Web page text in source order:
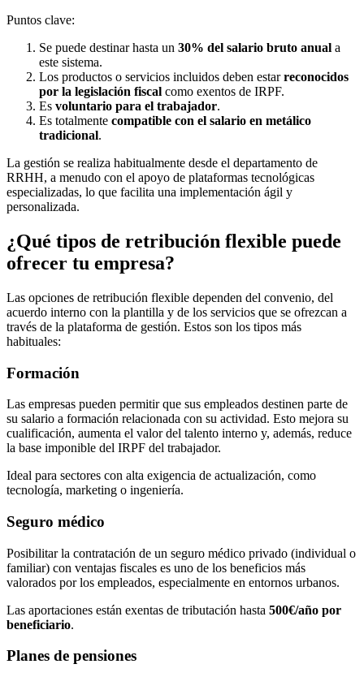
Puntos clave:
Se puede destinar hasta un 30% del salario bruto anual a
este sistema.
Los productos o servicios incluidos deben estarreconocidos
por la legislación fiscal como exentos de IRPF.
Es voluntario para el trabajador.
Es totalmente compatible con el salario en metálico
tradicional.
La gestión se realiza habitualmente desde el departamento de
RRHH, a menudo con el apoyo de plataformas tecnológicas
especializadas, lo que facilita una implementación ágil y
personalizada.
¿Qué tipos de retribución flexible puede
ofrecer tu empresa?
Las opciones de retribución flexible dependen del convenio, del
acuerdo interno con la plantilla y de los servicios que se ofrezcan a
través de la plataforma de gestión. Estos son los tipos más
habituales:
Formación
Las empresas pueden permitir que sus empleados destinen parte de
su salario a formación relacionada con su actividad. Esto mejora su
cualificación, aumenta el valor del talento interno y, además, reduce
la base imponible del IRPF del trabajador.
Ideal para sectores con alta exigencia de actualización, como
tecnología, marketing o ingeniería.
Seguro médico
Posibilitar la contratación de un seguro médico privado (individual o
familiar) con ventajas fiscales es uno de los beneficios más
valorados por los empleados, especialmente en entornos urbanos.
Las aportaciones están exentas de tributación hasta 500€/año por
beneficiario.
Planes de pensiones